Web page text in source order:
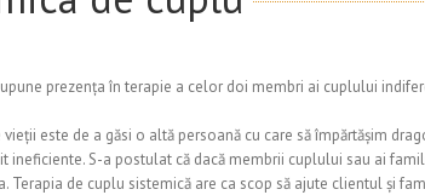
prezența în terapie a celor doi membri ai cuplului
este de a găsi o altă persoană cu care să împărtășim
ineficiente. S-a postulat că dacă membrii cuplului sau ai
Terapia de cuplu sistemică are ca scop să ajute clientul și